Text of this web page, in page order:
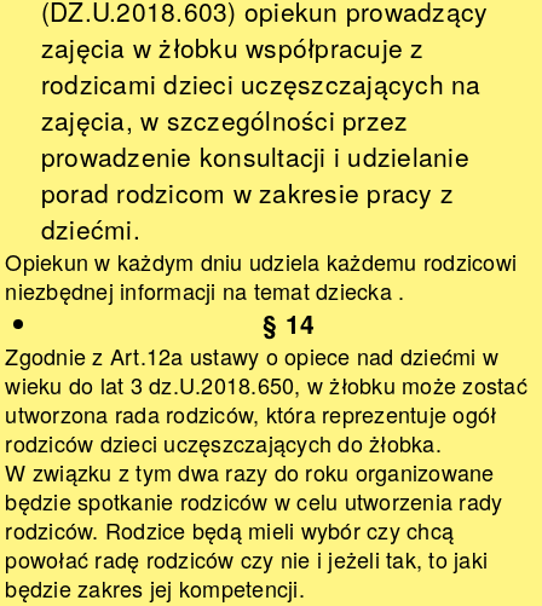
(DZ.U.2018.603) opiekun prowadzący
zajęcia w żłobku współpracuje z
rodzicami dzieci uczęszczających na
zajęcia, w szczególności przez
prowadzenie konsultacji i udzielanie
porad rodzicom w zakresie pracy z
dziećmi.
Opiekun w każdym dniu udziela każdemu rodzicowi
niezbędnej informacji na temat dziecka .
§ 14
Zgodnie z Art.12a ustawy o opiece nad dziećmi w
wieku do lat 3 dz.U.2018.650, w żłobku może zostać
utworzona rada rodziców, która reprezentuje ogół
rodziców dzieci uczęszczających do żłobka.
W związku z tym dwa razy do roku organizowane
będzie spotkanie rodziców w celu utworzenia rady
rodziców. Rodzice będą mieli wybór czy chcą
powołać radę rodziców czy nie i jeżeli tak, to jaki
będzie zakres jej kompetencji.